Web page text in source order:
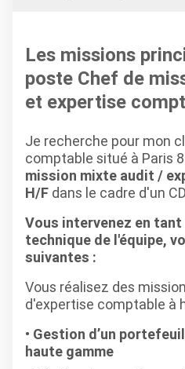
Les missions
poste Chef de
et expertise
Je recherche pour mon
comptable situé à Paris
mission mixte audit /
H/F dans le cadre d'un
Vous intervenez en
technique de l'équipe,
suivantes :
Vous réalisez des
d'expertise comptable à
Gestion d’un
haute gamme